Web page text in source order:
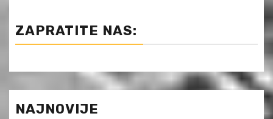
ZAPRATITE NAS:
NAJNOVIJE